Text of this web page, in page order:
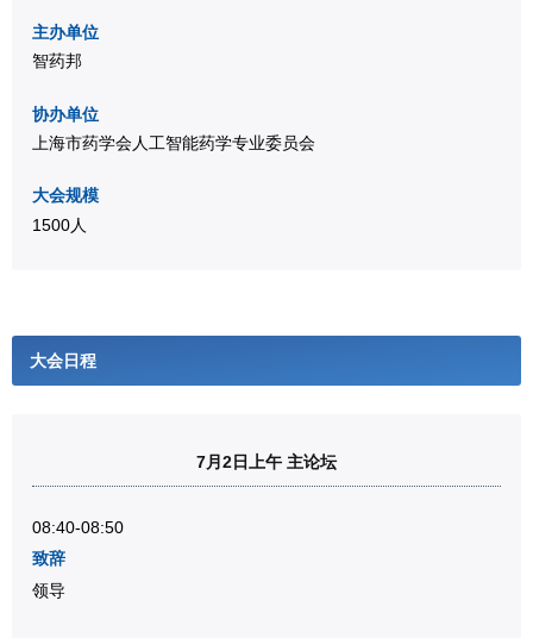
主办单位
智药邦
协办单位
上海市药学会人工智能药学专业委员会
大会规模
1500人
大会日程
7月2日上午 主论坛
08:40-08:50
致辞
领导